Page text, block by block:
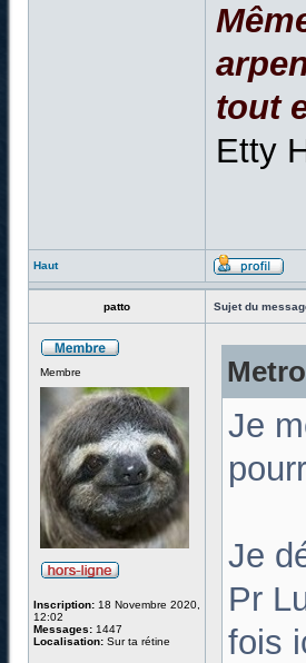
tout
Etty
Haut
patto Sujet du
Membre
Inscription: 18 Novembre 2020,
12:02
Messages: 1447
Localisation: Sur ta rétine
Je
Je
Pr
fois